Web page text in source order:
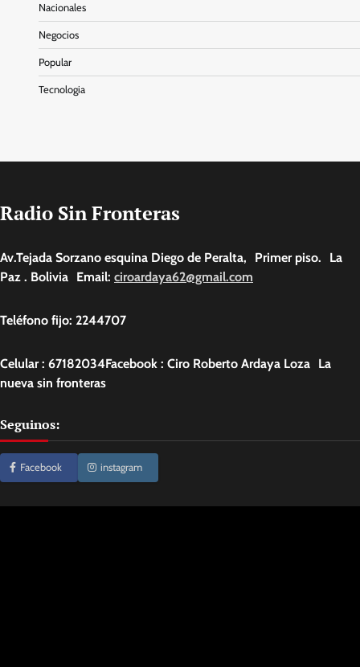
Nacionales
Negocios
Popular
Tecnologia
Radio Sin Fronteras
Av.Tejada Sorzano esquina Diego de Peralta, Primer piso. La
Paz . Bolivia Email: ciroardaya62@gmail.com
Teléfono fijo: 2244707
Celular : 67182034Facebook : Ciro Roberto Ardaya Loza La
nueva sin fronteras
Seguinos:
Facebook instagram